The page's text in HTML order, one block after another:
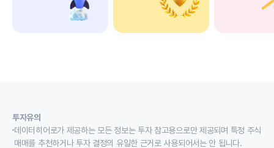
투자유의
데이터히어로가 제공하는 모든 정보는 투자 참고용으로만 제공되며 특정 주식
매매를 추천하거나 투자 결정의 유일한 근거로 사용되어서는 안 됩니다.